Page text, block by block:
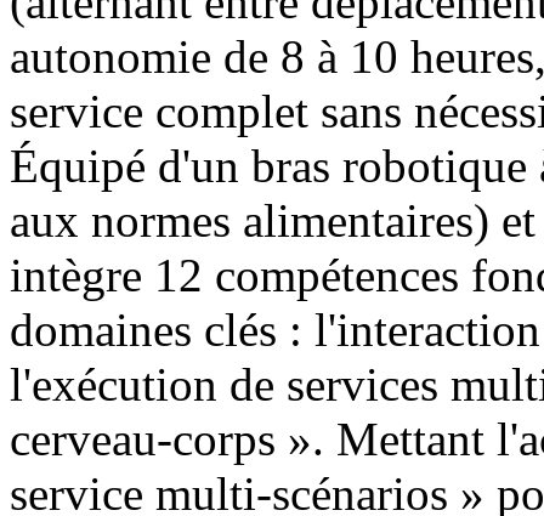
autonomie de 8 à 10
service complet sans
Équipé d'un bras
aux normes alimentaires)
intègre 12 compétences
domaines clés :
l'exécution de services
cerveau-corps ». Mettant
service multi-scénarios »